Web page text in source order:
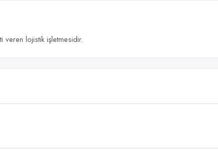
veren lojistik işletmesidir.